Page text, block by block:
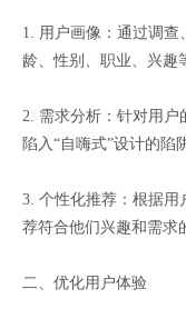
1. 用户画像：通过调
龄、性别、职业、兴趣
2. 需求分析：针对用户
陷入“自嗨式”设计的陷
3. 个性化推荐：根据用
荐符合他们兴趣和需求
二、优化用户体验